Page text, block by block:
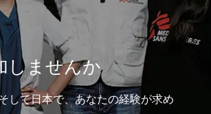
しませんか
して日本で、あなたの経験が求め